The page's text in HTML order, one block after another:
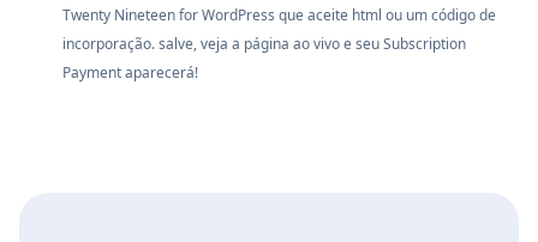
Twenty Nineteen for WordPress que aceite html ou um código de
incorporação. salve, veja a página ao vivo e seu Subscription
Payment aparecerá!